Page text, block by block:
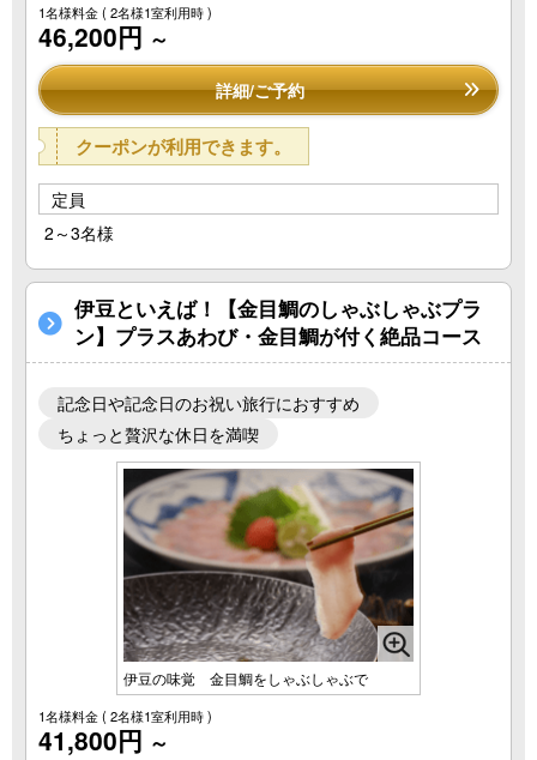
1名様料金( 2名様1室利用時 )
46,200円 ～
詳細/ご予約
クーポンが利用できます。
定員
2～3名様
伊豆といえば！【金目鯛のしゃぶしゃぶプラ
ン】プラスあわび・金目鯛が付く絶品コース
記念日や記念日のお祝い旅行におすすめ
ちょっと贅沢な休日を満喫
伊豆の味覚 金目鯛をしゃぶしゃぶで
1名様料金( 2名様1室利用時 )
41,800円 ～